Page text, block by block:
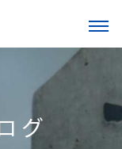
グ